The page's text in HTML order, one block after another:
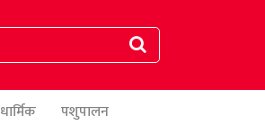
धार्मिक
पशुपालन